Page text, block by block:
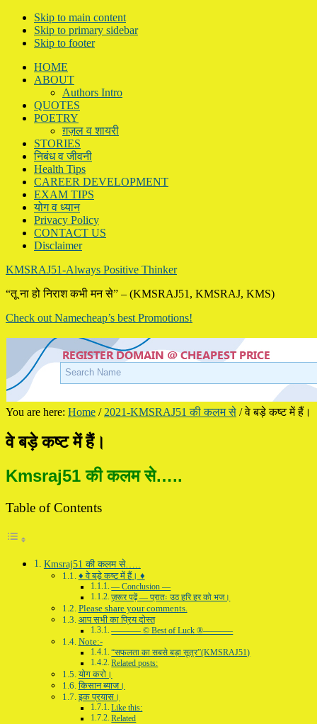
Skip to main content
Skip to primary sidebar
Skip to footer
HOME
ABOUT
Authors Intro
QUOTES
POETRY
ग़ज़ल व शायरी
STORIES
निबंध व जीवनी
Health Tips
CAREER DEVELOPMENT
EXAM TIPS
योग व ध्यान
Privacy Policy
CONTACT US
Disclaimer
KMSRAJ51-Always Positive Thinker
“तू ना हो निराश कभी मन से” – (KMSRAJ51, KMSRAJ, KMS)
Check out Namecheap’s best Promotions!
You are here: Home / 2021-KMSRAJ51 की कलम से /वे बड़े कष्ट में हैं।
वे बड़े कष्ट में हैं।
Kmsraj51 की कलम से…..
Table of Contents
Kmsraj51 की कलम से…..
♦ वे बड़े कष्ट में हैं। ♦
— Conclusion —
ज़रूर पढ़ें — प्रातः उठ हरि हर को भज।
Please share your comments.
आप सभी का प्रिय दोस्त
———– © Best of Luck ®———–
Note:-
“सफलता का सबसे बड़ा सूत्र”(KMSRAJ51)
Related posts:
योग करो।
किसान ब्याज।
इक प्रयास।
Like this:
Related